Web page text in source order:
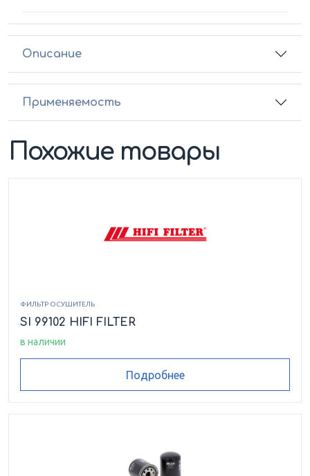
Описание
Применяемость
Похожие товары
ФИЛЬТР ОСУШИТЕЛЬ
SI 99102 HIFI FILTER
в наличии
Подробнее